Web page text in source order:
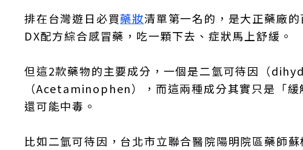
排在台灣遊日必買藥妝清單第一名的，是大正藥廠
DX配方綜合感冒藥，吃一顆下去、症狀馬上舒緩。
但這2款藥物的主要成分，一個是二氫可待因（
（Acetaminophen），而這兩種成分其實只是「
還可能中毒。
比如二氫可待因，台北市立聯合醫院陽明院區藥師